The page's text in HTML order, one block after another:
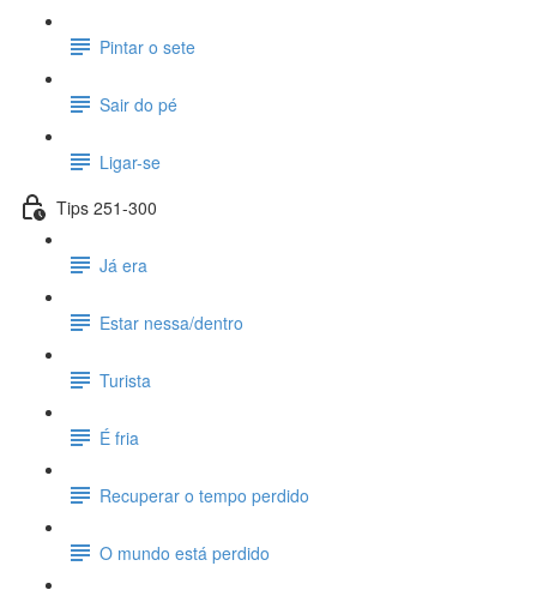
Pintar o sete
Sair do pé
Ligar-se
Tips 251-300
Já era
Estar nessa/dentro
Turista
É fria
Recuperar o tempo perdido
O mundo está perdido